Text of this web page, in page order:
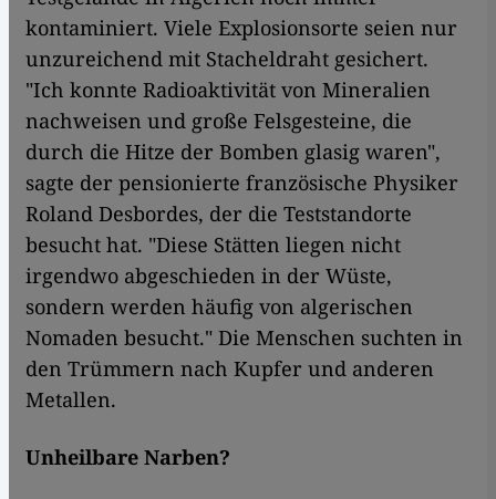
kontaminiert. Viele Explosionsorte seien nur
unzureichend mit Stacheldraht gesichert.
"Ich konnte Radioaktivität von Mineralien
nachweisen und große Felsgesteine, die
durch die Hitze der Bomben glasig waren",
sagte der pensionierte französische Physiker
Roland Desbordes, der die Teststandorte
besucht hat. "Diese Stätten liegen nicht
irgendwo abgeschieden in der Wüste,
sondern werden häufig von algerischen
Nomaden besucht." Die Menschen suchten in
den Trümmern nach Kupfer und anderen
Metallen.
Unheilbare Narben?